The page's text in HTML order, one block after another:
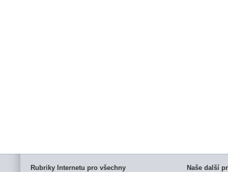
Rubriky Internetu pro všechny Naše další